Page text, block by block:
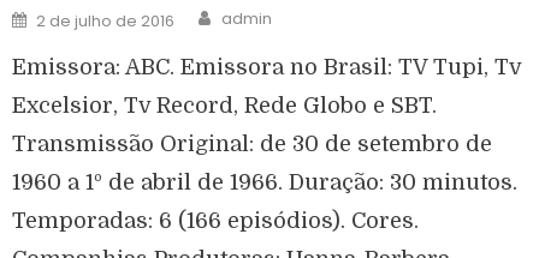
2 de julho de 2016 admin
Emissora: ABC. Emissora no Brasil: TV Tupi, Tv
Excelsior, Tv Record, Rede Globo e SBT.
Transmissão Original: de 30 de setembro de
1960 a 1º de abril de 1966. Duração: 30 minutos.
Temporadas: 6 (166 episódios). Cores.